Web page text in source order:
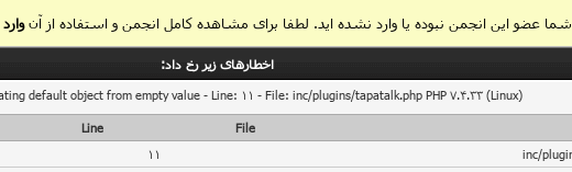
شما عضو این انجمن نبوده یا وارد نشده اید. لطفا برای مشاهده کامل انجمن و استفاده از آن
اخطار‌های زیر رخ داد:
default object from empty value - Line: 11 - File: inc/plugins/tapatalk.php PHP 7.4.33 (Linux)
File
Line
11